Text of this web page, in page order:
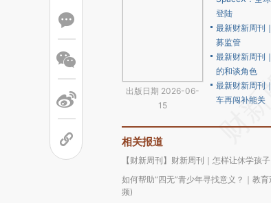
出版日期 2026-06-
15
登陆
最新财新周刊
募监管
最新财新周刊
的和谈角色
最新财新周刊
车再闯补能关
相关报道
【财新周刊】财新周刊｜怎样让休学孩
如何帮助“四无”青少年寻找意义？｜教
频)